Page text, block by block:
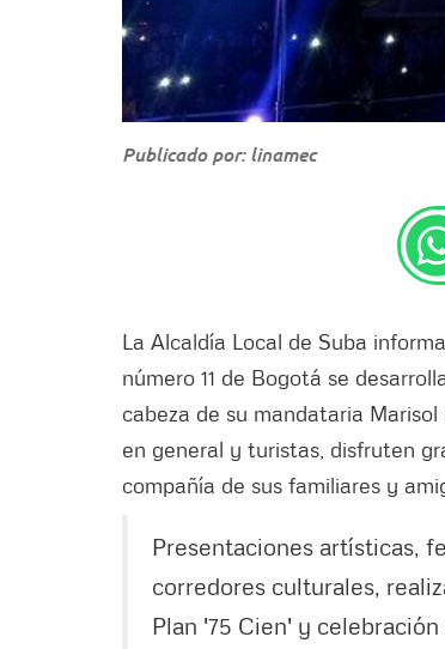
Publicado por: linamec
La Alcaldía Local de Suba
número 11 de Bogotá se
cabeza de su mandataria
en general y turistas, disfruten
compañía de sus familiares y
Presentaciones artísticas,
corredores culturales,
Plan '75 Cien' y